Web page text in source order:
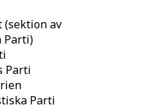
(sektion av
Parti)
Parti
Parti